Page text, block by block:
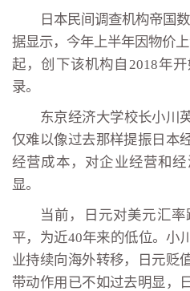
日本民间调查机构帝国
据显示， 今年上半年因物价
起，创下该机构自2018年
录。
东京经济大学校长小川
仅难以像过去那样提振日本
经营成本，对企业经营和
显。
当前，日元对美元汇
平，为近40年来的低位。小
业持续向海外转移，日元贬
带动作用已不如过去明显，